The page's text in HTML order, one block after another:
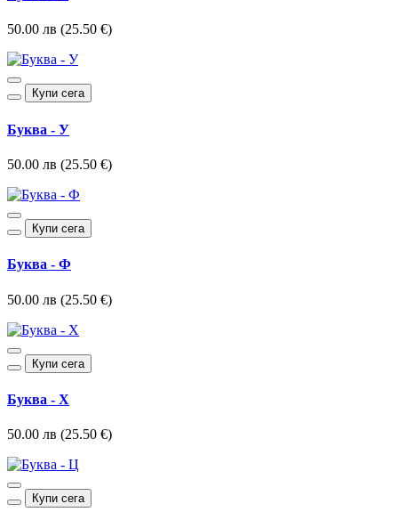
50.00 лв (25.50 €)
Купи сега
Буква - У
50.00 лв (25.50 €)
Купи сега
Буква - Ф
50.00 лв (25.50 €)
Купи сега
Буква - Х
50.00 лв (25.50 €)
Купи сега